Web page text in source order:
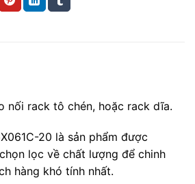
nối rack tô chén, hoặc rack dĩa.
20 là sản phẩm được
lọc về chất lượng để chinh
hàng khó tính nhất.